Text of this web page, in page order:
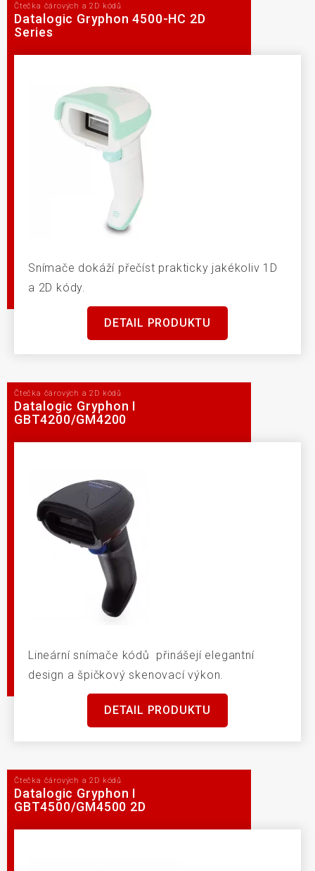
Čtečka čárových a 2D kódů
Datalogic Gryphon 4500-HC 2D
Series
Snímače dokáží přečíst prakticky jakékoliv 1D
a 2D kódy.
DETAIL PRODUKTU
Čtečka čárových a 2D kódů
Datalogic Gryphon I
GBT4200/GM4200
Lineární snímače kódů přinášejí elegantní
design a špičkový skenovací výkon.
DETAIL PRODUKTU
Čtečka čárových a 2D kódů
Datalogic Gryphon I
GBT4500/GM4500 2D